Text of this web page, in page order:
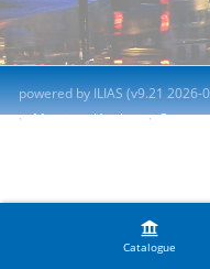
Catalogue
powered by ILIAS (v9.21 2026-
Mentions légales